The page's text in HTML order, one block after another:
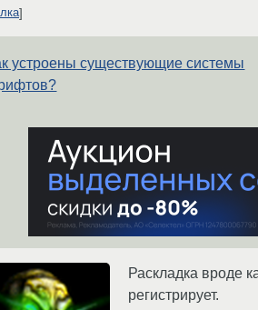
устроены существующие системы
Раскладка вроде
регистрирует.